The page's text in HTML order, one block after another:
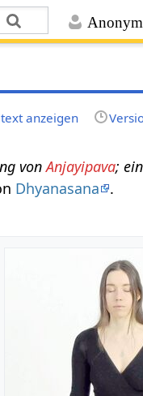
Anonym
anzeigen
vonAnjayipava;
Dhyanasana
.